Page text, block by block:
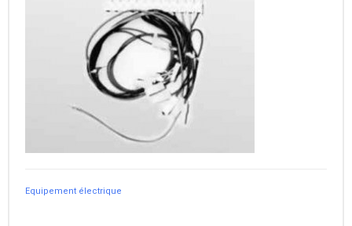
Equipement électrique